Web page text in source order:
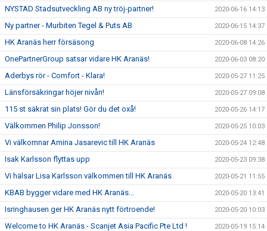
NYSTAD Stadsutveckling AB ny tröj-partner! 2020-06-16 14:13
Ny partner - Murbiten Tegel & Puts AB 2020-06-15 14:37
HK Aranäs herr försäsong 2020-06-08 14:26
OnePartnerGroup satsar vidare HK Aranäs! 2020-06-03 08:20
Aderbys rör - Comfort - Klara! 2020-05-27 11:25
Länsförsäkringar höjer nivån! 2020-05-27 09:08
115 st säkrat sin plats! Gör du det oxå! 2020-05-26 14:17
Välkommen Philip Jonsson! 2020-05-25 10:03
Vi välkomnar Amina Jasarevic till HK Aranäs 2020-05-24 12:48
Isak Karlsson flyttas upp 2020-05-23 09:38
Vi hälsar Lisa Karlsson välkommen till HK Aranäs 2020-05-21 11:55
KBAB bygger vidare med HK Aranäs... 2020-05-20 13:41
Isringhausen ger HK Aranäs nytt förtroende! 2020-05-20 10:03
Welcome to HK Aranäs - Scanjet Asia Pacific Pte Ltd ! 2020-05-19 15:14